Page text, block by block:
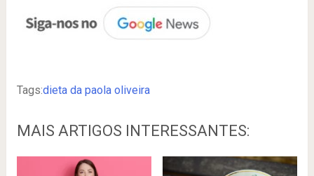
Tags:dieta da paola oliveira
MAIS ARTIGOS INTERESSANTES: